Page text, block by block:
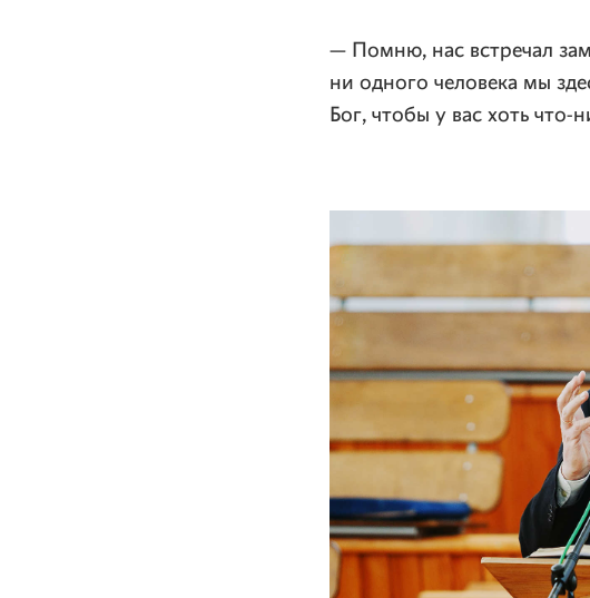
— Помню, нас встречал
ни одного человека мы
Бог, чтобы у вас хоть что-